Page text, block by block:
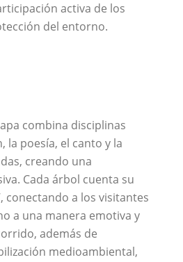
activa de los
del entorno.
combina disciplinas
la poesía, el canto y la
creando una
Cada árbol cuenta su
conectando a los visitantes
a una manera emotiva y
además de
medioambiental,